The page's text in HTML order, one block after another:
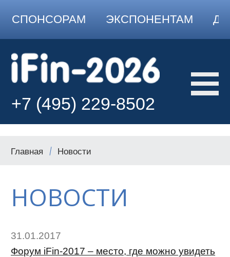
СПОНСОРАМ ЭКСПОНЕНТАМ
+7 (495) 229-8502
Главная Новости
НОВОСТИ
31.01.2017
Форум iFin-2017 – место, где можно увидеть